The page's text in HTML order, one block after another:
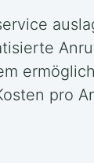
pro